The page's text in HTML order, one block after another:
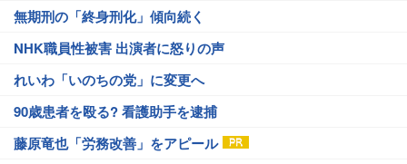
無期刑の「終身刑化」傾向続く
NHK職員性被害 出演者に怒りの声
れいわ「いのちの党」に変更へ
90歳患者を殴る? 看護助手を逮捕
藤原竜也「労務改善」をアピール